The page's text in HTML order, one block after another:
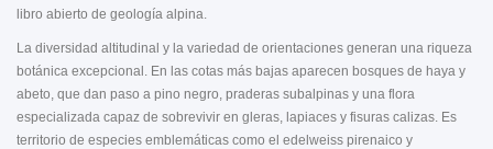
libro abierto de geología alpina.
La diversidad altitudinal y la variedad de orientaciones generan una riqueza
botánica excepcional. En las cotas más bajas aparecen bosques de haya y
abeto, que dan paso a pino negro, praderas subalpinas y una flora
especializada capaz de sobrevivir en gleras, lapiaces y fisuras calizas. Es
territorio de especies emblemáticas como el edelweiss pirenaico y